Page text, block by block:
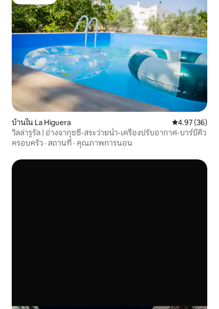
บ้านใน La Higuera คะแนนเฉลี่ย
4.97 (36)
วิลล่ารูรัล | อ่างจากุซซี่-สระว่ายน้ำ-เครื่องปรับอากาศ-บาร์บีคิว
ครอบครัว · สถานที่ · คุณภาพการนอน